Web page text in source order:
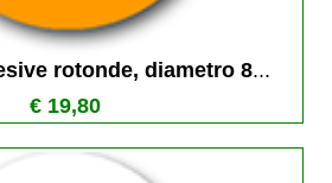
rotonde, diametro 8...
€ 19,80